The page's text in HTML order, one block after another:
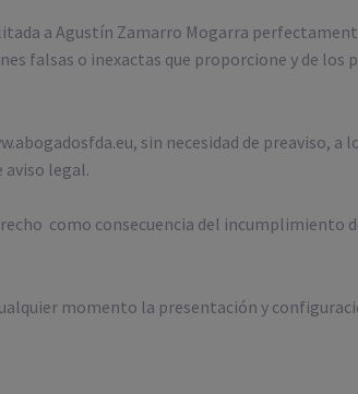
a Agustín Zamarro Mogarra
falsas o inexactas que proporcione y de los
sin necesidad de preaviso, a
aviso legal.
como consecuencia del incumplimiento
momento la presentación y